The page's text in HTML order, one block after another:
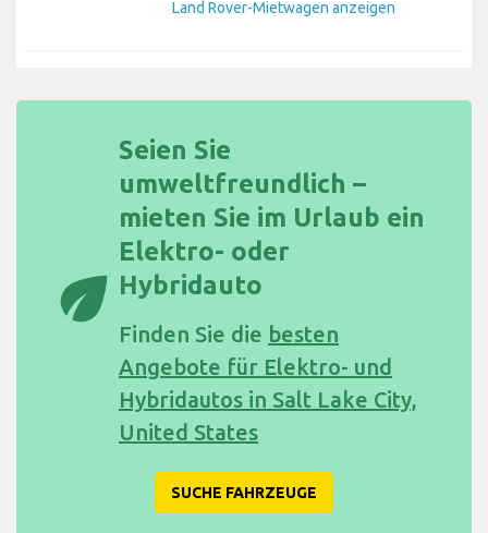
Land Rover-Mietwagen anzeigen
eco
Seien Sie
umweltfreundlich –
mieten Sie im Urlaub ein
Elektro- oder
Hybridauto
Finden Sie die besten
Angebote für Elektro- und
Hybridautos in Salt Lake City,
United States
SUCHE FAHRZEUGE